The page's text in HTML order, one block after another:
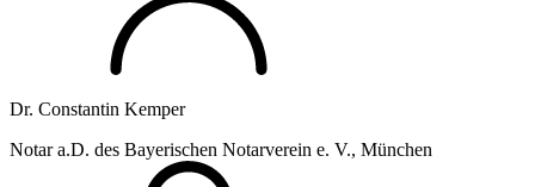
Dr. Constantin Kemper
Notar a.D. des Bayerischen Notarverein e. V., München